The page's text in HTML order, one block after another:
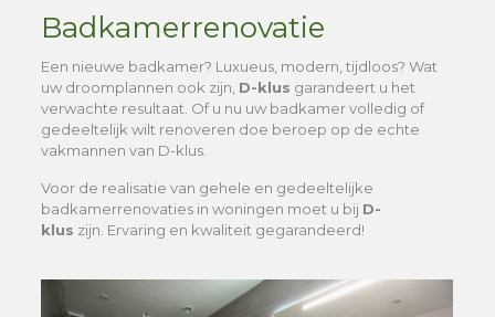
Badkamerrenovatie
Een nieuwe badkamer? Luxueus, modern, tijdloos? Wat
uw droomplannen ook zijn, D-klus garandeert u het
verwachte resultaat. Of u nu uw badkamer volledig of
gedeeltelijk wilt renoveren doe beroep op de echte
vakmannen van D-klus.
Voor de realisatie van gehele en gedeeltelijke
badkamerrenovaties in woningen moet u bij D-
klus zijn. Ervaring en kwaliteit gegarandeerd!